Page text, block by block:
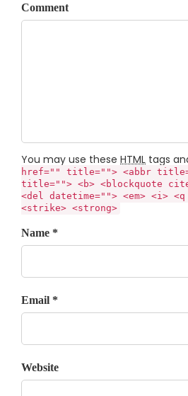
Comment
You may use these HTML tags
href="" title=""> <abbr
title=""> <b> <blockquote
<del datetime=""> <em> <i>
<strike> <strong>
Name *
Email *
Website